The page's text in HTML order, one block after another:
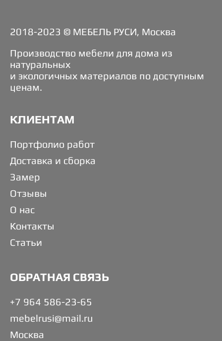
2018-2023 © МЕБЕЛЬ РУСИ, Москва
Производство мебели для дома из
натуральных
и экологичных материалов по доступным
ценам.
КЛИЕНТАМ
Портфолио работ
Доставка и сборка
Замер
Отзывы
О нас
Контакты
Статьи
ОБРАТНАЯ СВЯЗЬ
+7 964 586-23-65
mebelrusi@mail.ru
Москва